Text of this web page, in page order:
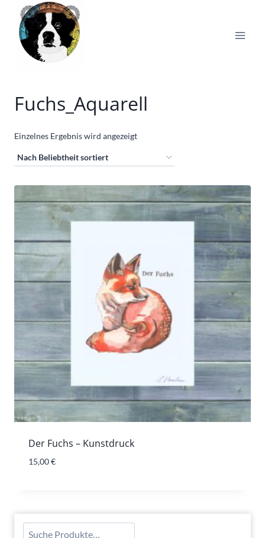
Inhalt
springen
Fuchs_Aquarell
Einzelnes Ergebnis wird angezeigt
Der Fuchs – Kunstdruck
15,00€
Suchen